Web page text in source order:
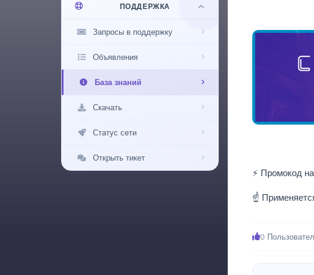
⚡ Промокод
☝️
0
ПОДДЕРЖКА
Запросы в поддержку
Объявления
База знаний
Скачать
Статус сети
Открыть тикет